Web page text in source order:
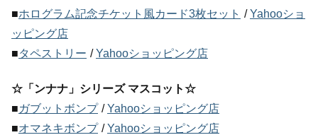
■ホログラム記念チケット風カード3枚セット /Yahooショ
ッピング店
■タペストリー /Yahooショッピング店
☆「ンナナ」シリーズ マスコット☆
■ガブットボンプ /Yahooショッピング店
■オマネキボンプ /Yahooショッピング店